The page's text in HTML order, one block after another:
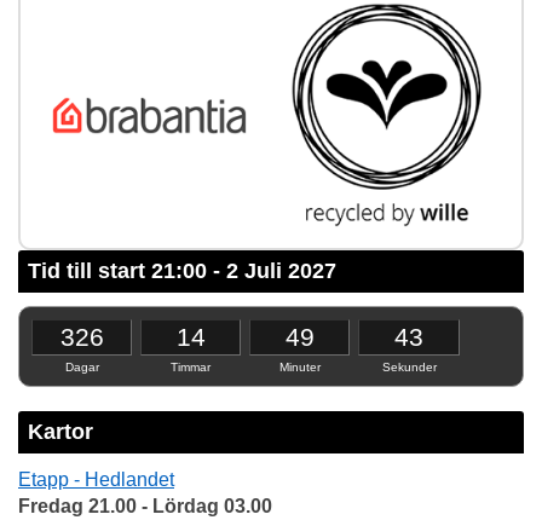
Tid till start 21:00 - 2 Juli 2027
326
Dagar
14
Timmar
49
Minuter
42
Sekunder
Kartor
Etapp - Hedlandet
Fredag 21.00 - Lördag 03.00